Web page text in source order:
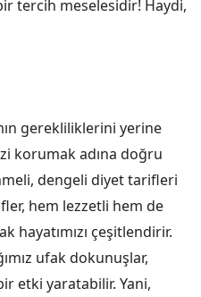
tercih meselesidir! Haydi,
gerekliliklerini yerine
korumak adına doğru
dengeli diyet tarifleri
hem lezzetli hem de
hayatımızı çeşitlendirir.
ufak dokunuşlar,
etki yaratabilir. Yani,